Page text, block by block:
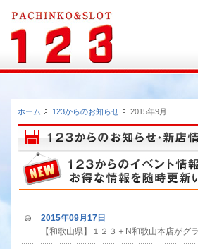
ホーム 123からのお知らせ 2015年9月
2015年09月17日
【和歌山県】１２３＋N和歌山本店がグ